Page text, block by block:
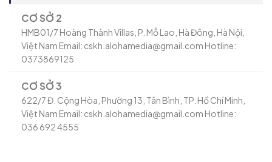
CƠ SỞ 2
HMB01/7 Hoàng Thành Villas, P. Mỗ Lao, Hà Đông, Hà Nội,
Việt Nam Email: cskh.alohamedia@gmail.com Hotline:
0373869125
CƠ SỞ 3
622/7 Đ. Cộng Hòa, Phường 13, Tân Bình, TP. Hồ Chí Minh,
Việt Nam Email: cskh.alohamedia@gmail.com Hotline:
036 692 4555